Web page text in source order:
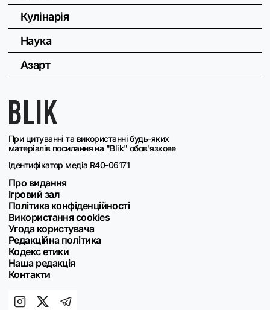
При цитуванні та використанні будь-яких
матеріалів посилання на "Blik" обов'язкове
Ідентифікатор медіа R40-06171
Про видання
Ігровий зал
Політика конфіденційності
Використання cookies
Угода користувача
Редакційна політика
Кодекс етики
Наша редакція
Контакти
Кулінарія
Наука
Азарт